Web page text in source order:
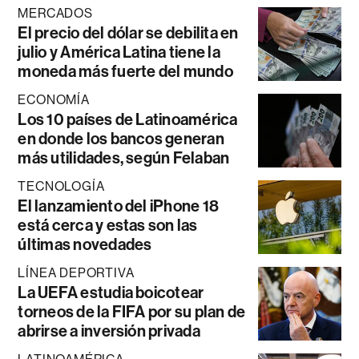
MERCADOS
El precio del dólar se debilita en
julio y América Latina tiene la
moneda más fuerte del mundo
ECONOMÍA
Los 10 países de Latinoamérica
en donde los bancos generan
más utilidades, según Felaban
TECNOLOGÍA
El lanzamiento del iPhone 18
está cerca y estas son las
últimas novedades
LÍNEA DEPORTIVA
La UEFA estudia boicotear
torneos de la FIFA por su plan de
abrirse a inversión privada